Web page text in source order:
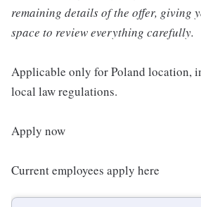
remaining details of the offer, giving
space to review everything carefully.
Applicable only for Poland location,
local law regulations.
Apply now
Current employees apply here